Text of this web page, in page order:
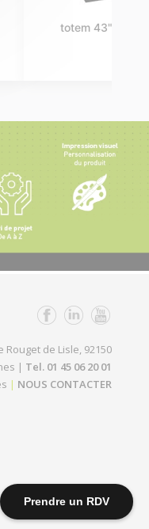
Prendre un RDV
22" dallas
Rouget de Lisle, 92150
| Tel. 01 45 06 20 01
| NOUS CONTACTER